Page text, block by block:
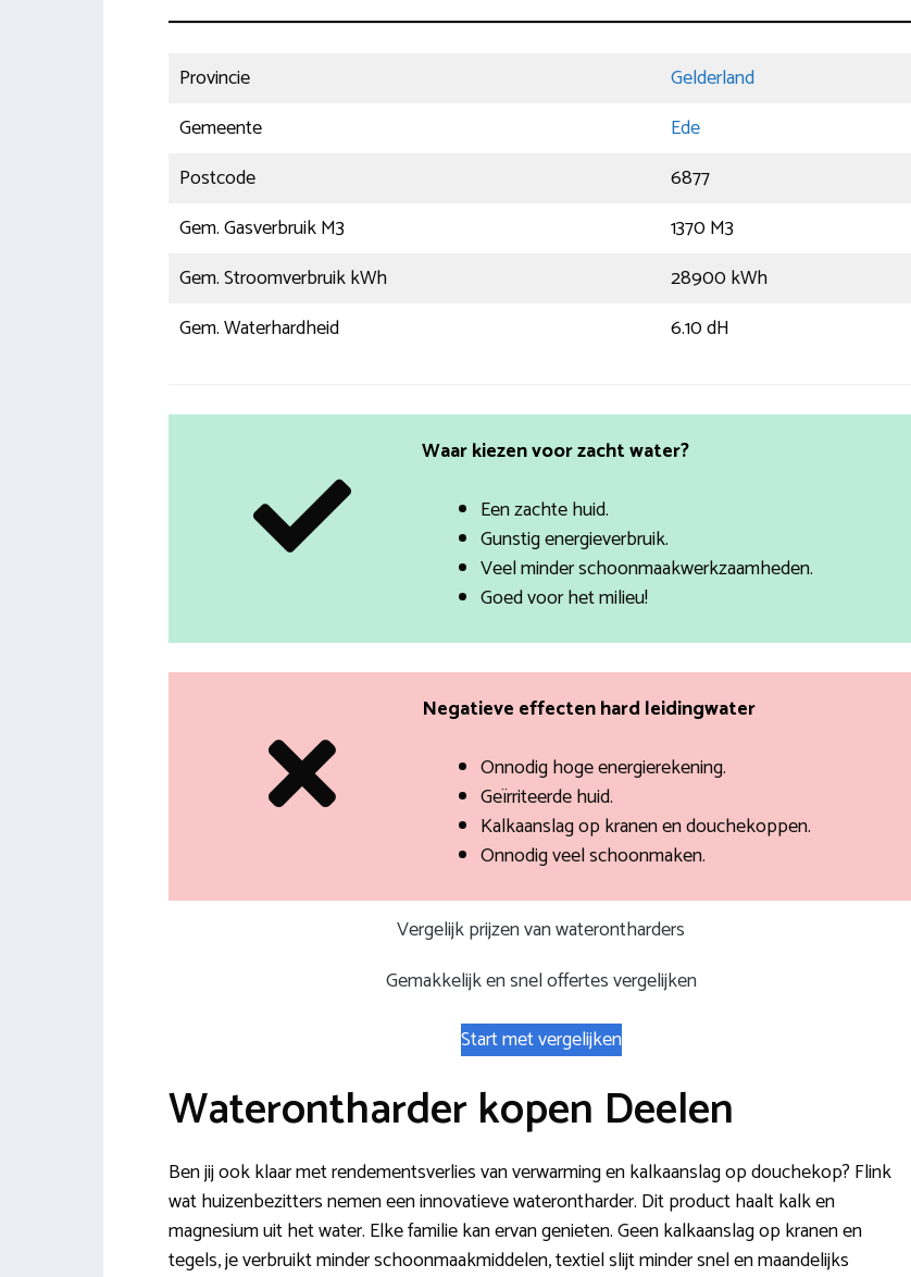
Provincie
Gelderland
Gemeente
Ede
Postcode
6877
Gem. Gasverbruik M3
1370 M3
Gem. Stroomverbruik kWh
28900 kWh
Gem. Waterhardheid
6.10 dH
Waar kiezen voor zacht water?
Een zachte huid.
Gunstig energieverbruik.
Veel minder schoonmaakwerkzaamheden.
Goed voor het milieu!
Negatieve effecten hard leidingwater
Onnodig hoge energierekening.
Geïrriteerde huid.
Kalkaanslag op kranen en douchekoppen.
Onnodig veel schoonmaken.
Vergelijk prijzen van waterontharders
Gemakkelijk en snel offertes vergelijken
Start met vergelijken
Waterontharder kopen Deelen
Ben jij ook klaar met rendementsverlies van verwarming en kalkaanslag op douchekop? Flink
wat huizenbezitters nemen een innovatieve waterontharder. Dit product haalt kalk en
magnesium uit het water. Elke familie kan ervan genieten. Geen kalkaanslag op kranen en
tegels, je verbruikt minder schoonmaakmiddelen, textiel slijt minder snel en maandelijks